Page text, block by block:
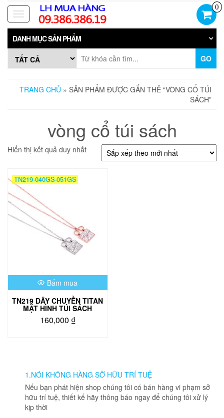
Skip
the
content
Toggle
navigation
0
DANH MỤC SẢN PHẨM
GO
TRANG CHỦ » SẢN PHẨM ĐƯỢC GẮN THẺ “VÒNG CỔ TÚI
SÁCH”
vòng cổ túi sách
Hiển thị kết quả duy nhất
TN219-040GS-051GS
Bấm mua
TN219 DÂY CHUYỀN TITAN
MẶT HÌNH TÚI SÁCH
160,000 ₫
nhiều
biến
thể.
Các
1.NÓI KHÔNG HÀNG SỠ HỮU TRÍ TUỆ
Nếu bạn phát hiện shop chúng tôi có bán hàng vi phạm sở
hữu trí tuệ, thiết kế hãy thông báo ngay để chúng tôi xử lý
kịp thời